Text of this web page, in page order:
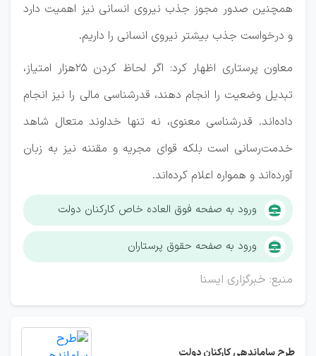
همچنین صدور مجوز جذب نیروی انسانی نیز اهمیت دارد
و درخواست جذب بیشتر نیروی انسانی را داریم.
معاون پرستاری اظهار کرد: اگر لحاظ‌ کردن 25هزار امتیاز،
تبدیل وضعیت را انجام دهند، قدرشناسی مالی را نیز انجام
داده‌اند. قدرشناسی معنوی، نه تنها خداوند متعال شاهد
خدمت‌رسانی است بلکه قوای مجریه و مقننه نیز به زبان
آورده‌اند و همواره اعلام کرده‌اند.
ورود به صفحه فوق العاده خاص کارکنان دولت
ورود به صفحه حقوق پرستاران
منبع: خبرگزاری ایسنا
طرح ساماندهی کارکنان دولت